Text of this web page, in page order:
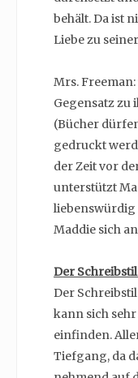
behält. Da ist
Liebe zu
Mrs.
Gegensatz zu
(Bücher
gedruckt
der Zeit vor
unterstützt
liebenswürdig
Maddie sich
Der
Der
kann sich
einfinden.
Tiefgang, da